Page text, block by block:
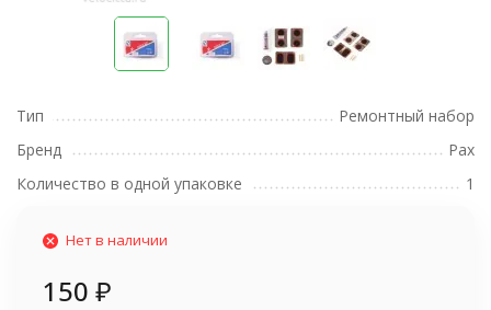
Тип
Ремонтный набор
Бренд
Pax
Количество в одной упаковке
1
Нет в наличии
150 ₽